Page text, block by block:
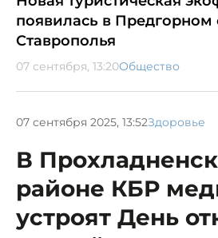
появилась в Предгорном
Ставрополья
07 сентября, 13:20Общество
07 сентября 2025, 13:52Здоровье
В
районе КБР
устроят День